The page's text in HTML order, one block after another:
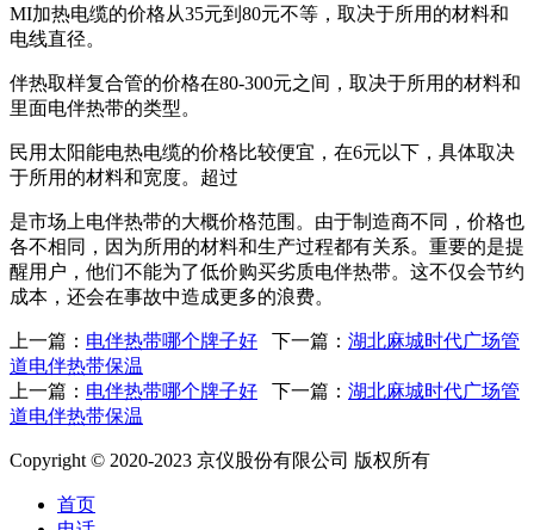
MI加热电缆的价格从35元到80元不等，取决于所用的材料和
电线直径。
伴热取样复合管的价格在80-300元之间，取决于所用的材料和
里面电伴热带的类型。
民用太阳能电热电缆的价格比较便宜，在6元以下，具体取决
于所用的材料和宽度。超过
是市场上电伴热带的大概价格范围。由于制造商不同，价格也
各不相同，因为所用的材料和生产过程都有关系。重要的是提
醒用户，他们不能为了低价购买劣质电伴热带。这不仅会节约
成本，还会在事故中造成更多的浪费。
上一篇： 电伴热带哪个牌子好 下一篇： 湖北麻城时代广场管
道电伴热带保温
上一篇： 电伴热带哪个牌子好 下一篇： 湖北麻城时代广场管
道电伴热带保温
Copyright © 2020-2023 京仪股份有限公司 版权所有
首页